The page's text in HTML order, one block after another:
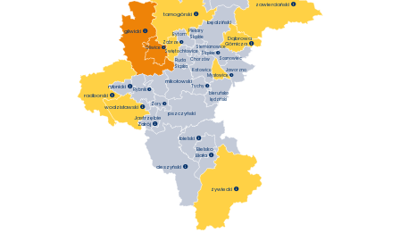
będziński
bielski
cieszyński
gliwicki 
mikołowski
pszczyński
raciborski 
rybnicki 
tarnogórski 
bieruńsko
lędziński
wodzisławski 
zawierciański 
żywiecki 
Bielsko
Biała
Bytom
Chorzów
Dąbrowa
Górnicza
Gliwice
Jastrzębie
Zdrój 
Jaworzno
Katowice
Mysłowice
Piekary
Śląskie
Ruda
Śląska
Rybnik
Siemianowice
Śląskie
Sosnowiec
Świętochłowice
Tychy
Zabrze
Żory